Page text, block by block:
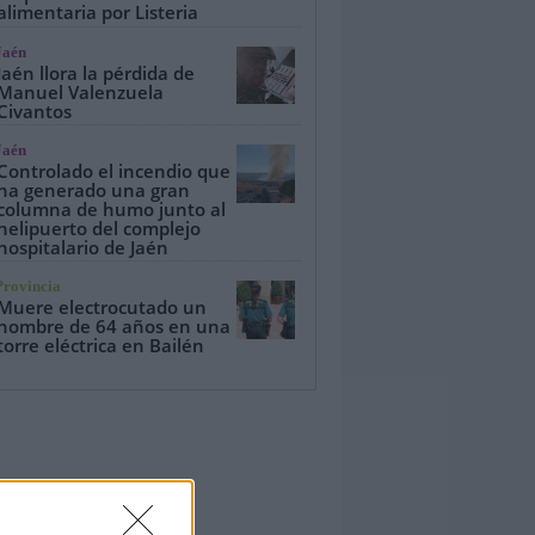
por Listeria
llora la pérdida de
Valenzuela
el incendio que
generado una gran
de humo junto al
del complejo
de Jaén
electrocutado un
de 64 años en una
eléctrica en Bailén